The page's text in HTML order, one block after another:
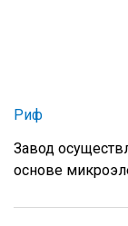
Риф
Завод
основе